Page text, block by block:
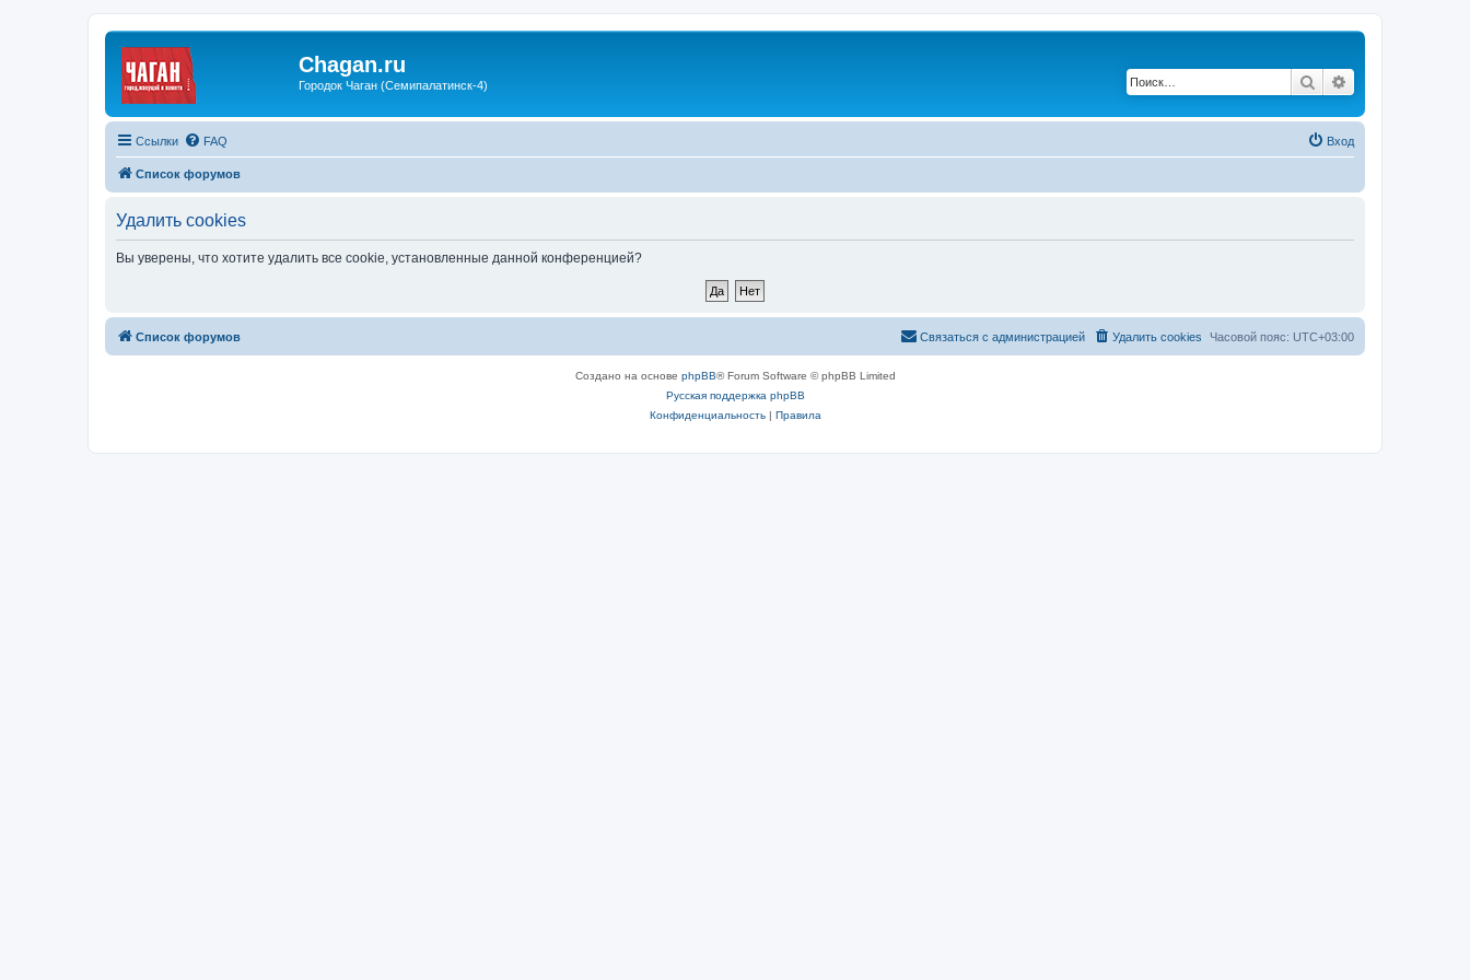
Chagan.ru
Городок Чаган (Семипалатинск-4) Поиск
Ссылки FAQ Вход
Список форумов
Удалить cookies
Вы уверены, что хотите удалить все cookie, установленные данной конференцией?
Список форумов Часовой пояс: UTC+03:00
Удалить cookies
Связаться с администрацией
Создано на основе phpBB® Forum Software © phpBB Limited
Русская поддержка phpBB
Конфиденциальность| Правила